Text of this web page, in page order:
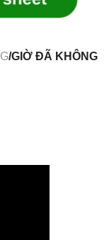
/GIỜ ĐÃ KHÔNG